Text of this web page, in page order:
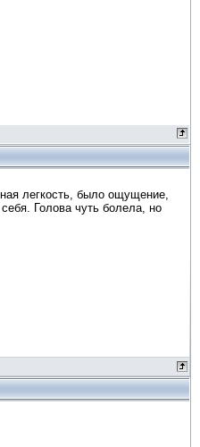
легкость, было ощущение,
Голова чуть болела, но